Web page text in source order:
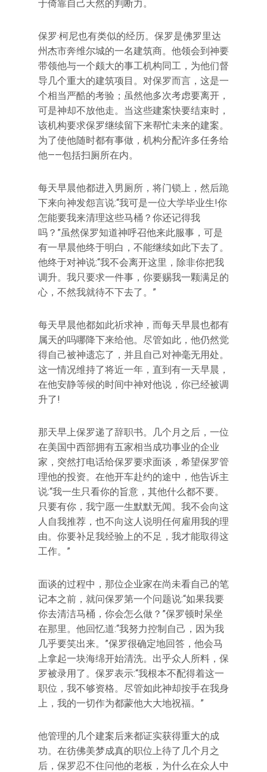
于倚靠自己天然的判断力。
保罗·柯尼也有类似的经历。保罗是佛罗里达
州杰市奔维尔城的一名建筑商。他领会到神要
带领他与一个颇大的事工机构同工，为他们督
导几个重大的建筑项目。对保罗而言，这是一
个相当严酷的考验；虽然他多次考虑要离开，
可是神却不放他走。当这些建案快要结束时，
该机构要求保罗继续留下来帮忙未来的建案。
为了使他随时都有事做，机构分配许多任务给
他——包括扫厕所在内。
每天早晨他都进入男厕所，将门锁上，然后跪
下来向神发怨言说:“我可是一位大学毕业生!你
怎能要我来清理这些马桶？你还记得我
吗？”虽然保罗知道神呼召他来此服事，可是
有一早晨他终于明白，不能继续如此下去了。
他终于对神说:“我不会离开这里，除非你把我
调升。我只要求一件事，你要赐我一颗满足的
心，不然我就待不下去了。”
每天早晨他都如此祈求神，而每天早晨也都有
属天的吗哪降下来给他。尽管如此，他仍然觉
得自己被神遗忘了，并且自己对神毫无用处。
这一情况维持了将近一年，直到有一天早晨，
在他安静等候的时间中神对他说，你已经被调
升了!
那天早上保罗递了辞职书。几个月之后，一位
在美国中西部拥有五家相当成功事业的企业
家，突然打电话给保罗要求面谈，希望保罗管
理他的投资。在他开车赴约的途中，他告诉主
说:“我一生只看你的旨意，其他什么都不要。
只要有你，我宁愿一生默默无闻。我不会向这
人自我推荐，也不向这人说明任何雇用我的理
由。你要补足我经验上的不足，我才能取得这
工作。”
面谈的过程中，那位企业家在尚未看自己的笔
记本之前，就问保罗第一个问题说:“如果我要
你去清洁马桶，你会怎么做？”保罗顿时呆坐
在那里。他回忆道:“我努力控制自己，因为我
几乎要笑出来。”保罗很确定地回答，他会马
上拿起一块海绵开始清洗。出乎众人所料，保
罗被录用了。保罗表示:“我根本不配得着这一
职位，我不够资格。尽管如此神却按手在我身
上，我的一切作为都蒙他大大地祝福。”
他管理的几个建案后来都证实获得重大的成
功。在彷佛美梦成真的职位上待了几个月之
后，保罗忍不住问他的老板，为什么在众人中